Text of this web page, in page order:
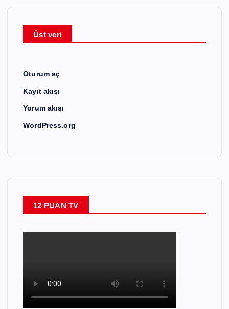
Üst veri
Oturum aç
Kayıt akışı
Yorum akışı
WordPress.org
12 PUAN TV